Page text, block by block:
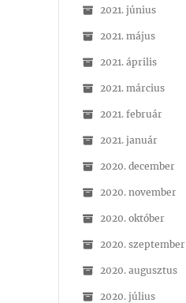
2021. június
2021. május
2021. április
2021. március
2021. február
2021. január
2020. december
2020. november
2020. október
2020. szeptember
2020. augusztus
2020. július